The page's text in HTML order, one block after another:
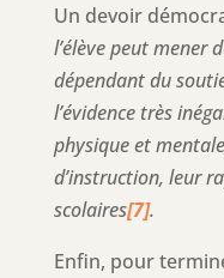
Un devoir
l’élève peut mener
dépendant du
l’évidence très
physique et
d’instruction, leur
scolaires[7].
Enfin, pour